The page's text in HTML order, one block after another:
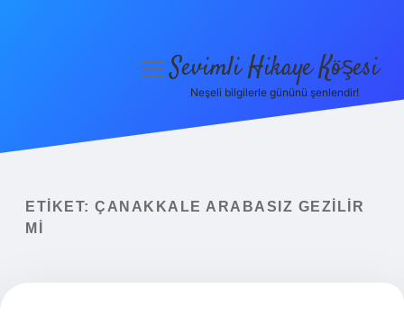
Yasal Uyarı
menüyüSevimli Hikaye Köşesi
Neşeli bilgilerle gününü şenlendir!
ETIKET: ÇANAKKALE ARABASIZ GEZILIR
MI